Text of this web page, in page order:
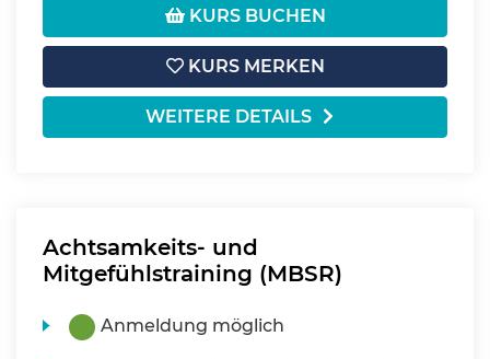
KURS BUCHEN
KURS MERKEN
WEITERE DETAILS
Achtsamkeits- und
Mitgefühlstraining (MBSR)
Anmeldung möglich